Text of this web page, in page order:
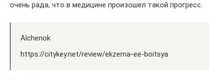
очень рада, что в медицине произошел такой прогресс.
Alchenok
https://citykey.net/review/ekzema-ee-boitsya